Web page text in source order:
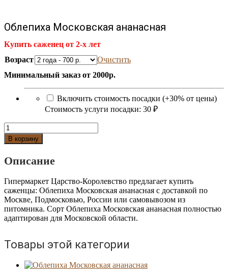
Облепиха Московская ананасная
Купить саженец от 2-х лет
Возраст
Очистить
Минимальный заказ от 2000р.
Включить стоимость посадки (+30% от цены)
Стоимость услуги посадки: 30 ₽
Количество
Облепиха
Московская
В корзину
Описание
Гипермаркет Царство-Королевство предлагает купить
саженцы: Облепиха Московская ананасная с доставкой по
Москве, Подмосковью, России или самовывозом из
питомника. Сорт Облепиха Московская ананасная полностью
адаптирован для Московской области.
Товары этой категории